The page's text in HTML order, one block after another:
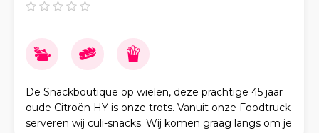
De Snackboutique op wielen, deze prachtige 45 jaar
oude Citroën HY is onze trots. Vanuit onze Foodtruck
serveren wij culi-snacks. Wij komen graag langs om je